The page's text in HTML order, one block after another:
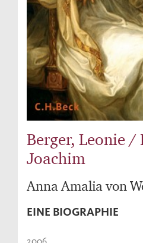
Berger, Leonie /
Joachim
Anna Amalia von
EINE BIOGRAPHIE
2006